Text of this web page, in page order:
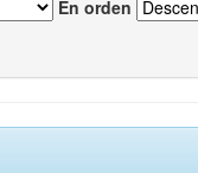
En orden